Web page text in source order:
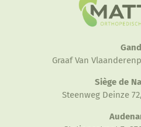
Gand
Graaf Van
Siège de
Steenweg Deinze